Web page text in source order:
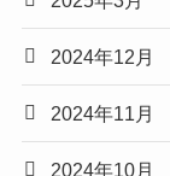
2024年12月
2024年11月
2024年10月